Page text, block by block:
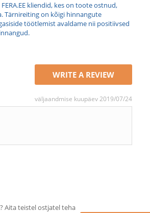
kliendid, kes on toote ostnud,
Tärnireiting on kõigi hinnangute
töötlemist avaldame nii positiivsed
WRITE A REVIEW
väljaandmise kuupäev 2019/07/24
Aita teistel ostjatel teha